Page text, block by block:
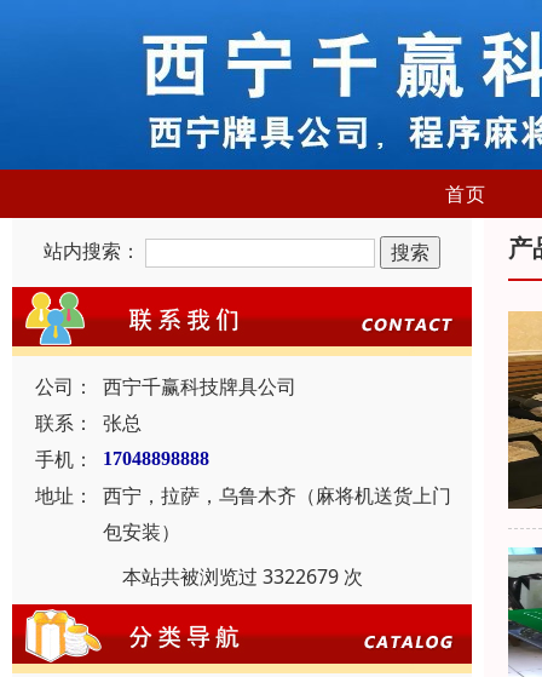
首页
站内搜索：
公司：
西宁千赢科技牌具公司
联系：
张总
手机：
17048898888
地址：
西宁，拉萨，乌鲁木齐（麻将机送货上门
包安装）
本站共被浏览过 3322679 次
产